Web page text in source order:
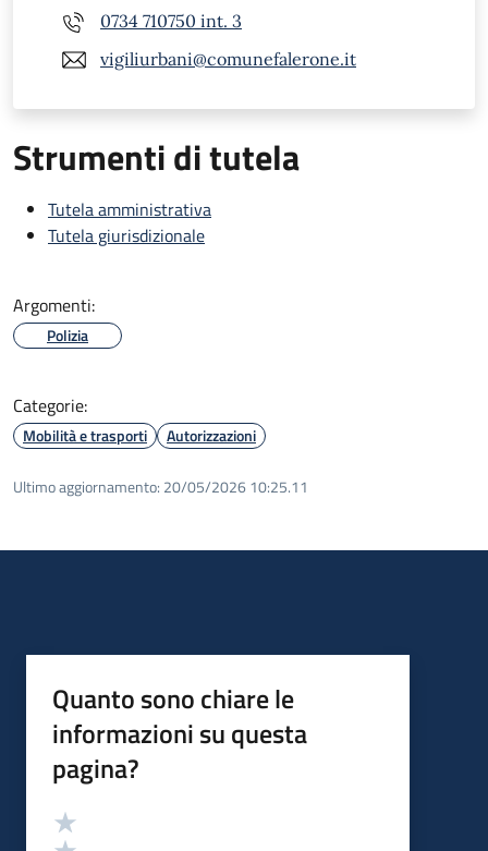
0734 710750 int. 3
vigiliurbani@comunefalerone.it
Strumenti di tutela
Tutela amministrativa
Tutela giurisdizionale
Argomenti:
Polizia
Categorie:
Mobilità e trasporti Autorizzazioni
Ultimo aggiornamento: 20/05/2026 10:25.11
Quanto sono chiare le
informazioni su questa
pagina?
Valutazione